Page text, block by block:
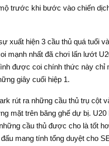
trước khi bước vào chiến
xuất hiện 3 cầu thủ quá tuổi
mạnh nhất đã chơi lấn lướt
được coi chính thức này chỉ
giây cuối hiệp 1.
rút ra những cầu thủ trụ cột
mặt trên băng ghế dự bị. U20
cầu thủ được cho là tốt
mang tính tổng duyệt cho